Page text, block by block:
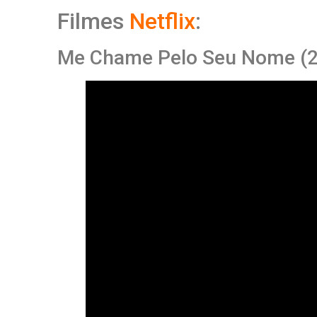
Filmes Netflix:
Me Chame Pelo Seu Nome